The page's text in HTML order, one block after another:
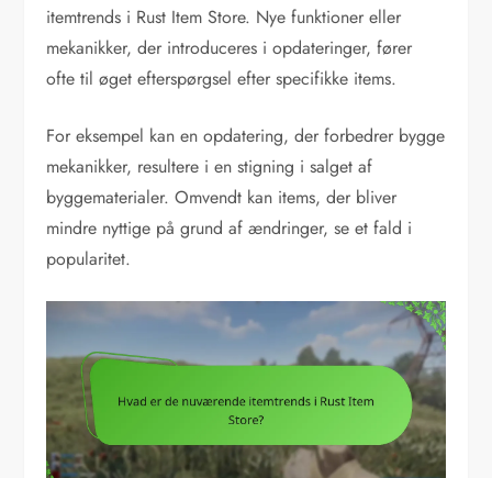
itemtrends i Rust Item Store. Nye funktioner eller
mekanikker, der introduceres i opdateringer, fører
ofte til øget efterspørgsel efter specifikke items.
For eksempel kan en opdatering, der forbedrer bygge
mekanikker, resultere i en stigning i salget af
byggematerialer. Omvendt kan items, der bliver
mindre nyttige på grund af ændringer, se et fald i
popularitet.